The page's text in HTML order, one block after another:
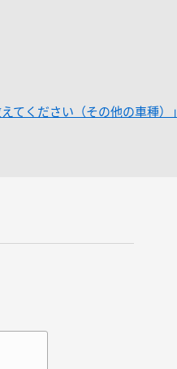
てください（その他の車種）」